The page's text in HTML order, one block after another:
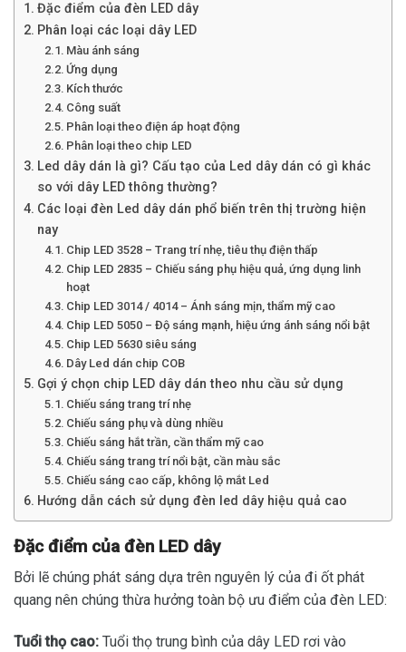
Đặc điểm của đèn LED dây
Phân loại các loại dây LED
Màu ánh sáng
Ứng dụng
Kích thước
Công suất
Phân loại theo điện áp hoạt động
Phân loại theo chip LED
Led dây dán là gì? Cấu tạo của Led dây dán có gì khác
so với dây LED thông thường?
Các loại đèn Led dây dán phổ biến trên thị trường hiện
nay
Chip LED 3528 – Trang trí nhẹ, tiêu thụ điện thấp
Chip LED 2835 – Chiếu sáng phụ hiệu quả, ứng dụng linh
hoạt
Chip LED 3014 / 4014 – Ánh sáng mịn, thẩm mỹ cao
Chip LED 5050 – Độ sáng mạnh, hiệu ứng ánh sáng nổi bật
Chip LED 5630 siêu sáng
Dây Led dán chip COB
Gợi ý chọn chip LED dây dán theo nhu cầu sử dụng
Chiếu sáng trang trí nhẹ
Chiếu sáng phụ và dùng nhiều
Chiếu sáng hắt trần, cần thẩm mỹ cao
Chiếu sáng trang trí nổi bật, cần màu sắc
Chiếu sáng cao cấp, không lộ mắt Led
Hướng dẫn cách sử dụng đèn led dây hiệu quả cao
Đặc điểm của đèn LED dây
Bởi lẽ chúng phát sáng dựa trên nguyên lý của đi ốt phát
quang nên chúng thừa hưởng toàn bộ ưu điểm của đèn LED:
Tuổi thọ cao: Tuổi thọ trung bình của dây LED rơi vào